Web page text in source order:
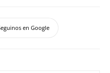
en Google